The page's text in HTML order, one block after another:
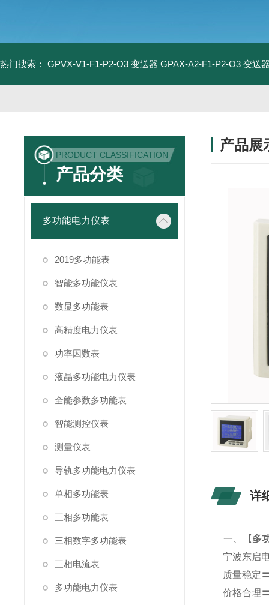
热门搜索： GPVX-V1-F1-P2-O3 变送器 GPAX-A2-F1-P2-O3 变送
PRODUCT CLASSIFICATION
产品分类
多功能电力仪表
2019多功能表
智能多功能仪表
数显多功能表
高精度电力仪表
功率因数表
液晶多功能电力仪表
全能参数多功能表
智能测控仪表
测量仪表
导轨多功能电力仪表
单相多功能表
三相多功能表
三相数字多功能表
三相电流表
多功能电力仪表
产品展
详
一、 【多
宁波东启
质量稳定
价格合理